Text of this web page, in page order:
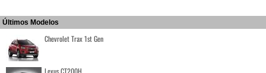
Últimos Modelos
Chevrolet Trax 1st Gen
Lexus CT200H